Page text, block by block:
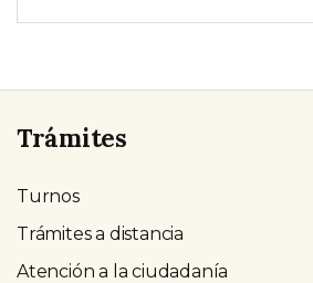
Trámites
Turnos
Trámites a distancia
Atención a la ciudadanía